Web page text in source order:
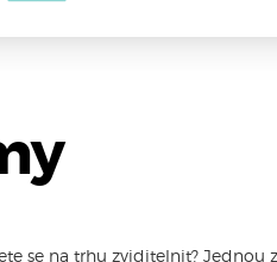
se na trhu zviditelnit? Jednou